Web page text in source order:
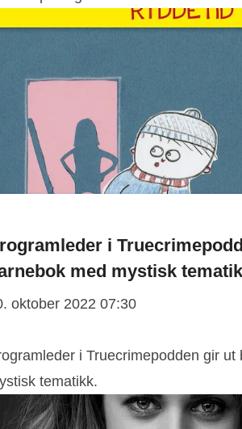
i
med mystisk
oktober 2022 07:30
i Truecrimepodden gir ut
tematikk.